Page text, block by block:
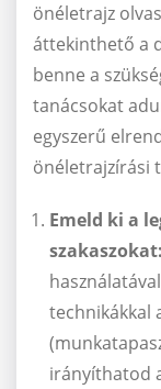
önéletrajz
áttekinthető a
benne a
tanácsokat
egyszerű
önéletrajzírási
Emeld ki a
szakaszokat:
technikákkal
irányíthatod